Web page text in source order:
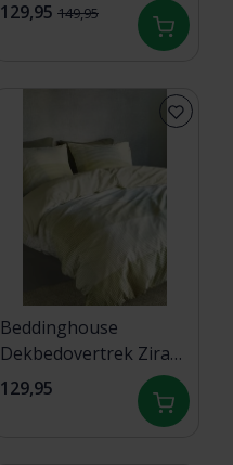
129,95 149,95
Beddinghouse
Dekbedovertrek Zira
Groen 200x200/220 cm
129,95